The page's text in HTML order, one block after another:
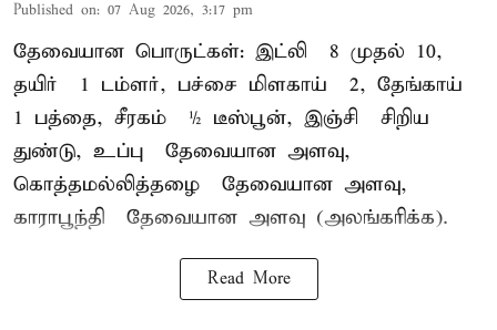
Published on: 07 Aug 2026, 3:17 pm
தேவையான பொருட்கள்: இட்லி – 8 முதல் 10,
தயிர் – 1 டம்ளர், பச்சை மிளகாய் – 2, தேங்காய் –
1 பத்தை, சீரகம் – ½ டீஸ்பூன், இஞ்சி – சிறிய
துண்டு, உப்பு – தேவையான அளவு,
கொத்தமல்லித்தழை – தேவையான அளவு,
காராபூந்தி – தேவையான அளவு (அலங்கரிக்க).
Read More